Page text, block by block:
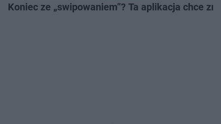
Koniec ze „swipowaniem”? Ta aplikacja chce